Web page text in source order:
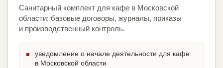
Санитарный комплект для кафе в Московской
области: базовые договоры, журналы, приказы
и производственный контроль.
уведомление о начале деятельности для кафе
в Московской области